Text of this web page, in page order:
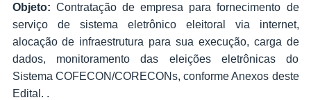
Objeto: Contratação de empresa para fornecimento de
serviço de sistema eletrônico eleitoral via internet,
alocação de infraestrutura para sua execução, carga de
dados, monitoramento das eleições eletrônicas do
Sistema COFECON/CORECONs, conforme Anexos deste
Edital. .